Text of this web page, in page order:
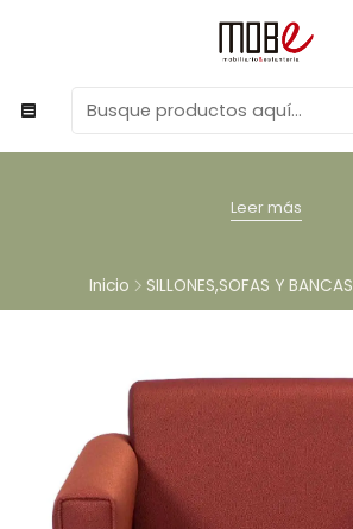
Leer más
Inicio SILLONES,SOFAS Y BANCAS